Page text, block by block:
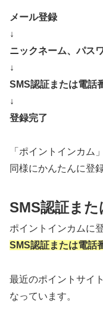
メール登録
↓
ニックネーム、パス
↓
SMS認証または電話
↓
登録完了
「ポイントインカム
同様にかんたんに登
SMS認証ま
ポイントインカムに
SMS認証または電話
最近のポイントサイ
なっています。